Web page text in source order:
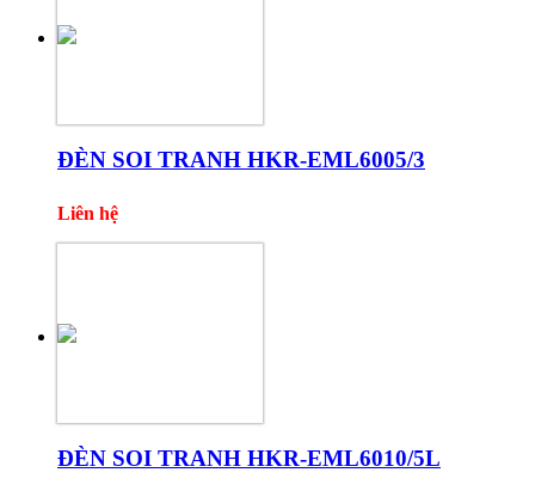
ĐÈN SOI TRANH HKR-EML6005/3
Liên hệ
ĐÈN SOI TRANH HKR-EML6010/5L